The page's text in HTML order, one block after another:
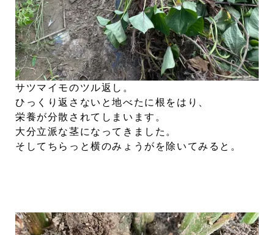
サツマイモのツル返し。
ひっくり返さないと地べたに根をはり、
栄養が分散されてしまいます。
大分立派な茎になってきました。
そしてちらっと横のみょうがを除いてみると。